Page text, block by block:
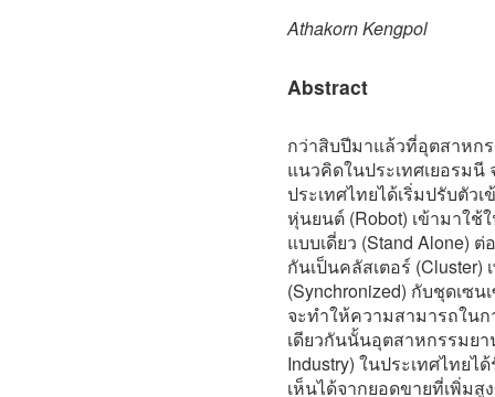
Athakorn Kengpol
Abstract
กว่าสิบปีมาแล้วที่อุตสาหกร
แนวคิดในประเทศเยอรม
ประเทศไทยได้เริ่มปรับตัว
หุ่นยนต์ (Robot) เข้ามาใช้
แบบเดี่ยว (Stand Alone)
กันเป็นคลัสเตอร์
(Synchronized) กับชุดเซ
จะทำให้ความสามารถในก
เดียวกันนั้นอุตสาหกรรมยา
Industry) ในประเทศไทย
เห็นได้จากยอดขายที่เพิ่ม